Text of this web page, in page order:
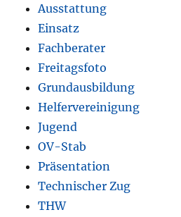
Ausstattung
Einsatz
Fachberater
Freitagsfoto
Grundausbildung
Helfervereinigung
Jugend
OV-Stab
Präsentation
Technischer Zug
THW